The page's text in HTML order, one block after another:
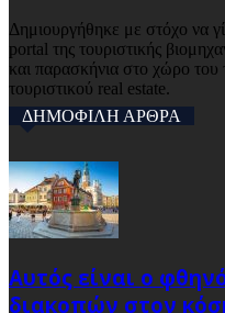
Δημιουργήθηκε με στόχο να
portal της τουριστικής
και παρασκήνια στο χώρο
τουριστικού real estate.
ΔΗΜΟΦΙΛΗ ΑΡΘΡΑ
Αυτός είναι ο
διακοπών στον